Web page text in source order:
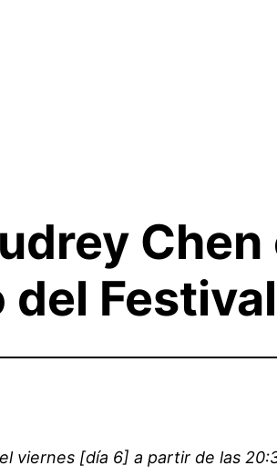
viernes [día 6] a partir de las